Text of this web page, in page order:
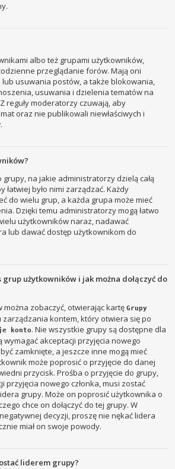
albo też grupami użytkowników,
przeglądanie forów. Mają oni
lub usuwania postów, a także blokowania,
usuwania i dzielenia tematów na
reguły moderatorzy czuwają, aby
oraz nie publikowali niewłaściwych i
na jakie administratorzy dzielą całą
łatwiej było nimi zarządzać. Każdy
do wielu grup, a każda grupa może mieć
Dzięki temu administratorzy mogą łatwo
użytkowników naraz, nadawać
lub dawać dostęp użytkownikom do
użytkowników i jak można dołączyć do
można zobaczyć, otwierając kartęGrupy
zarządzania kontem, który otwiera się po
konto. Nie wszystkie grupy są dostępne dla
wymagać akceptacji przyjęcia nowego
zamknięte, a jeszcze inne mogą mieć
może poprosić o przyjęcie do danej
przycisk. Prośba o przyjęcie do grupy,
przyjęcia nowego członka, musi zostać
grupy. Może on poprosić użytkownika o
chce on dołączyć do tej grupy. W
decyzji, proszę nie nękać lidera
miał on swoje powody.
liderem grupy?